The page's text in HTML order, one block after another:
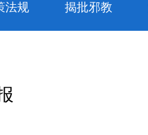
法规 揭批邪教